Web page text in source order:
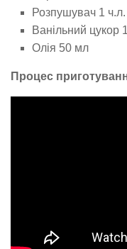
Розпушувач 1 ч.л.
Ванільний цукор
Олія 50 мл
Процес